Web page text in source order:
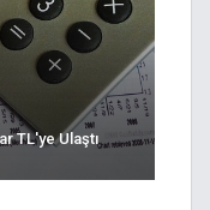
TL'ye Ulaştı